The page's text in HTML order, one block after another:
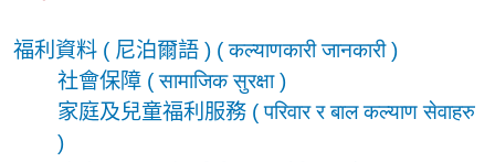
福利資料 ( 尼泊爾語 ) (कल्याणकारी जानकारी)
社會保障 (सामाजिक सुरक्षा)
家庭及兒童福利服務 (परिवार र बाल कल्याण सेवाहरु
)